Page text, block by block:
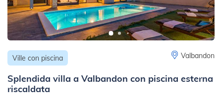
Ville con piscina Valbandon
Splendida villa a Valbandon con piscina esterna
riscaldata